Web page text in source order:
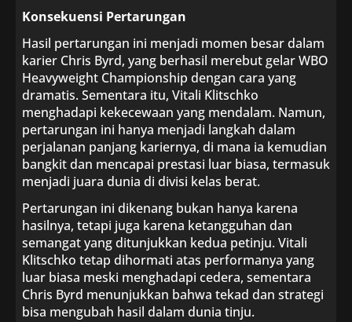
Konsekuensi Pertarungan
Hasil pertarungan ini menjadi momen besar dalam
karier Chris Byrd, yang berhasil merebut gelar WBO
Heavyweight Championship dengan cara yang
dramatis. Sementara itu, Vitali Klitschko
menghadapi kekecewaan yang mendalam. Namun,
pertarungan ini hanya menjadi langkah dalam
perjalanan panjang kariernya, di mana ia kemudian
bangkit dan mencapai prestasi luar biasa, termasuk
menjadi juara dunia di divisi kelas berat.
Pertarungan ini dikenang bukan hanya karena
hasilnya, tetapi juga karena ketangguhan dan
semangat yang ditunjukkan kedua petinju. Vitali
Klitschko tetap dihormati atas performanya yang
luar biasa meski menghadapi cedera, sementara
Chris Byrd menunjukkan bahwa tekad dan strategi
bisa mengubah hasil dalam dunia tinju.